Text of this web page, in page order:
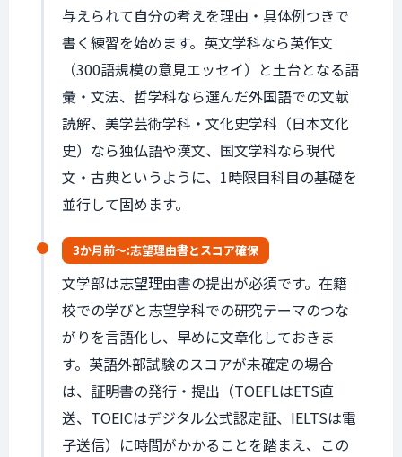
与えられて自分の考えを理由・具体例つきで
書く練習を始めます。英文学科なら英作文
（300語規模の意見エッセイ）と土台となる語
彙・文法、哲学科なら選んだ外国語での文献
読解、美学芸術学科・文化史学科（日本文化
史）なら独仏語や漢文、国文学科なら現代
文・古典というように、1時限目科目の基礎を
並行して固めます。
3か月前〜:志望理由書とスコア確保
文学部は志望理由書の提出が必須です。在籍
校での学びと志望学科での研究テーマのつな
がりを言語化し、早めに文章化しておきま
す。英語外部試験のスコアが未確定の場合
は、証明書の発行・提出（TOEFLはETS直
送、TOEICはデジタル公式認定証、IELTSは電
子送信）に時間がかかることを踏まえ、この